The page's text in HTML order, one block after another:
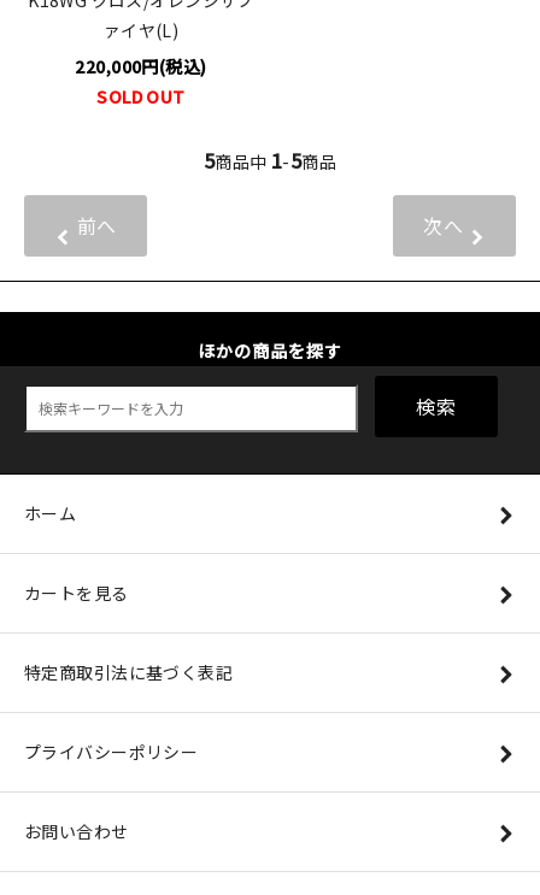
ァイヤ(L)
220,000円(税込)
SOLD OUT
5商品中 1-5商品
前へ 次へ
ほかの商品を探す
検索
ホーム
カートを見る
特定商取引法に基づく表記
プライバシーポリシー
お問い合わせ